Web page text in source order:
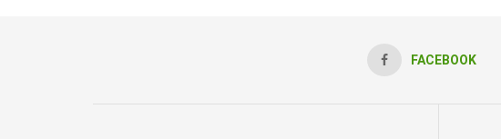
FACEBOOK